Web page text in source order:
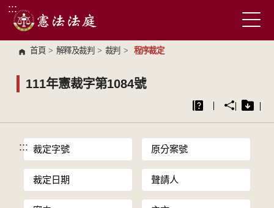
跳到主要內容區塊
:::
首頁 > 解釋及裁判 > 裁判 > 程序裁定
111年憲裁字第1084號
::: 裁定字號 原分案號
裁定日期 聲請人